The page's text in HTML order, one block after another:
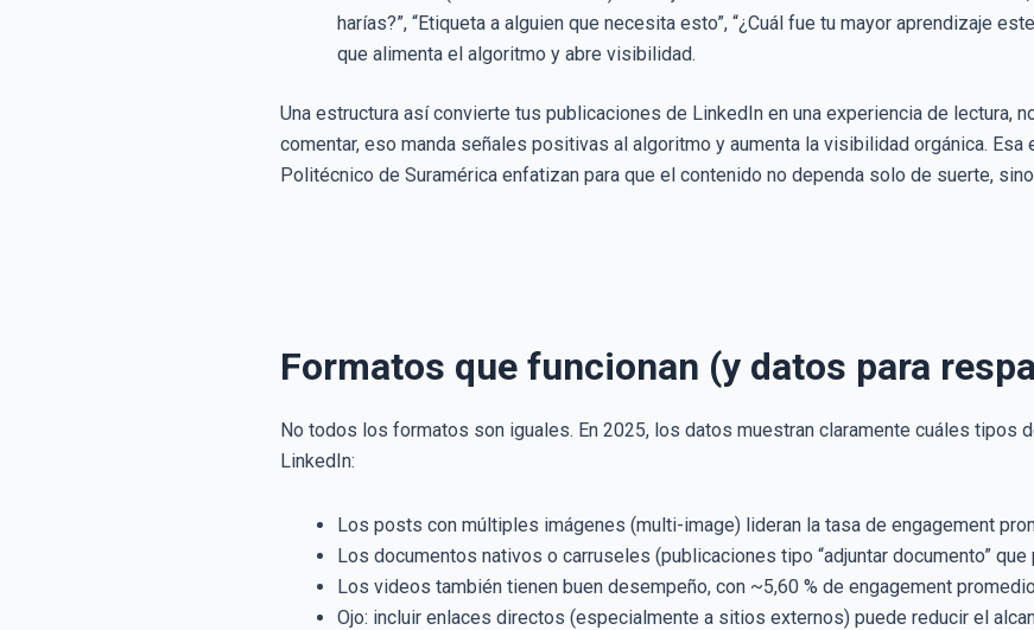
harías?”, “Etiqueta a alguien que necesita esto”, “¿Cuál fue tu mayor aprendizaje
que alimenta el algoritmo y abre visibilidad.
Una estructura así convierte tus publicaciones de LinkedIn en una experiencia de lectura,
comentar, eso manda señales positivas al algoritmo y aumenta la visibilidad orgánica.
Politécnico de Suramérica enfatizan para que el contenido no dependa solo de suerte,
Formatos que funcionan (y datos para
No todos los formatos son iguales. En 2025, los datos muestran claramente cuáles tipos
LinkedIn:
Los posts con múltiples imágenes (multi-image) lideran la tasa de engagement
Los documentos nativos o carruseles (publicaciones tipo “adjuntar documento”
Los videos también tienen buen desempeño, con ~5,60 % de engagement
Ojo: incluir enlaces directos (especialmente a sitios externos) puede reducir el